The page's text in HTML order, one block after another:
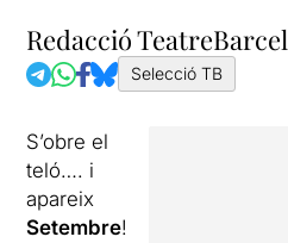
Redacció
Selecció TB
S’obre el
teló…. i
apareix
Setembre!